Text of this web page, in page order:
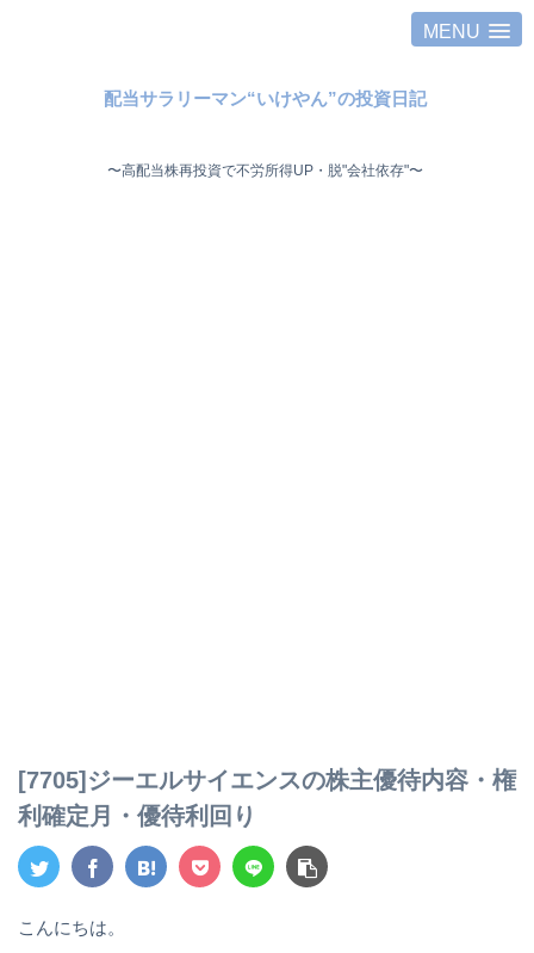
MENU
配当サラリーマン“いけやん”の投資日記 ​
〜高配当株再投資で不労所得UP・脱"会社依存"〜 ​
[7705]ジーエルサイエンスの株主優待内容・権
利確定月・優待利回り
こんにちは。